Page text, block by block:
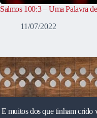
Salmos 100:3 – Uma Palavra
11/07/2022
E muitos dos que tinham crido